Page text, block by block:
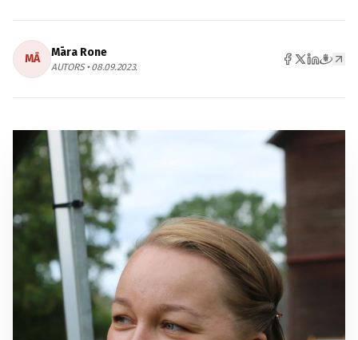
MĀ Māra Rone
AUTORS • 08.09.2023.